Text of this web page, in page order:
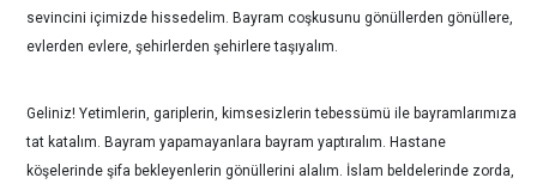
sevincini içimizde hissedelim. Bayram coşkusunu gönüllerden gönüllere,
evlerden evlere, şehirlerden şehirlere taşıyalım.
Geliniz! Yetimlerin, gariplerin, kimsesizlerin tebessümü ile bayramlarımıza
tat katalım. Bayram yapamayanlara bayram yaptıralım. Hastane
köşelerinde şifa bekleyenlerin gönüllerini alalım. İslam beldelerinde zorda,